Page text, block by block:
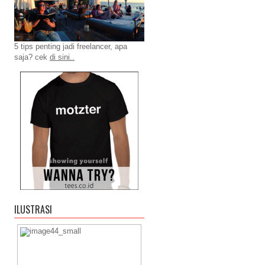
5 tips penting jadi freelancer, apa
saja? cek di sini..
ILUSTRASI